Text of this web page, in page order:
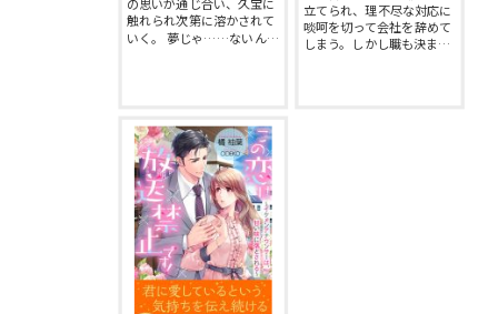
触れられ次第に溶かされて
いく。 夢じゃ……ないん…
立てられ、理不尽な対応に
啖呵を切って会社を辞めて
しまう。しかし職も決ま…